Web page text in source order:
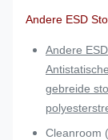
Andere ESD
Andere
gebreide
Cleanroom